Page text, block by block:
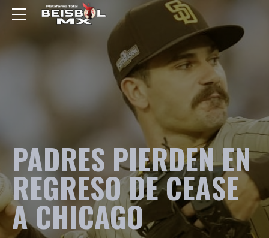
PADRES PIERDEN EN
REGRESO DE CEASE
A CHICAGO